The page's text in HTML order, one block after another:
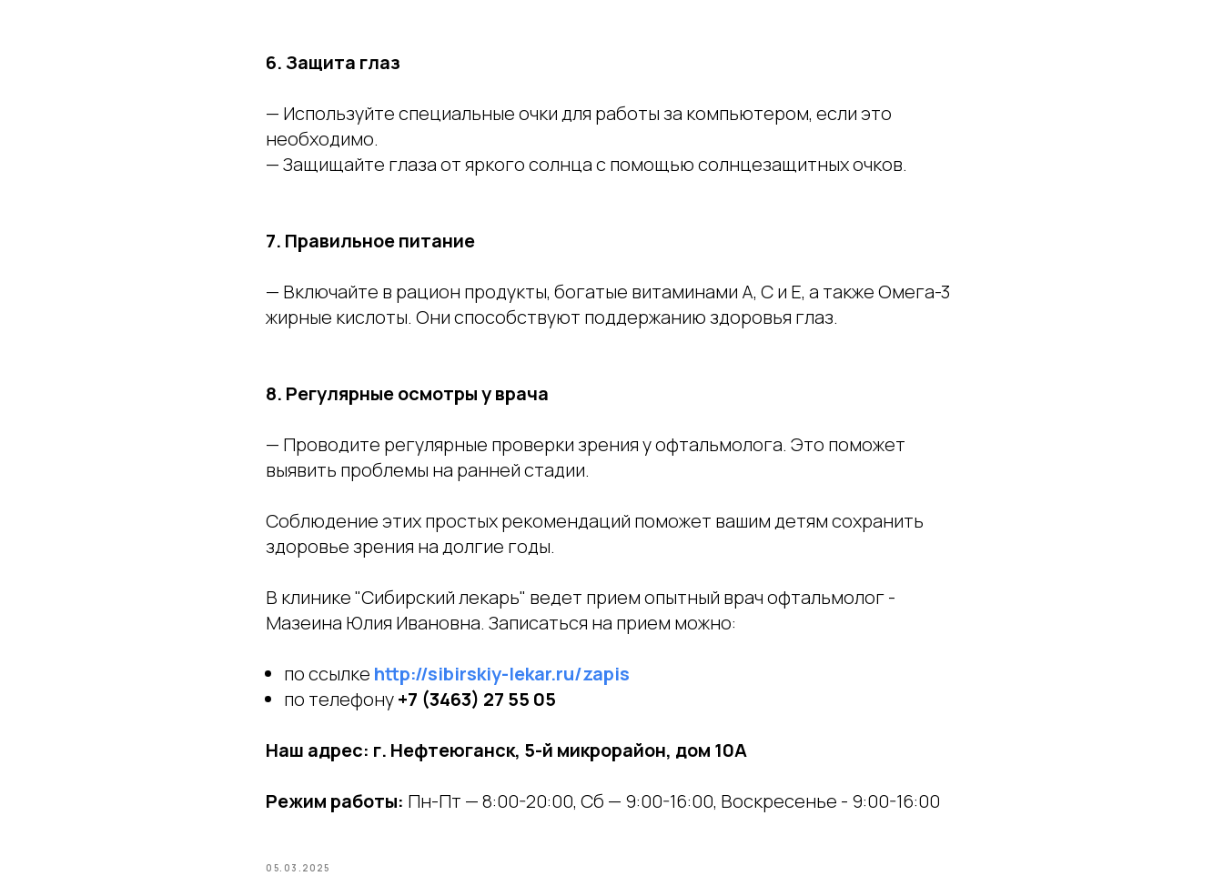
6. Защита глаз
— Используйте специальные очки для работы за компьютером, если это
необходимо.
— Защищайте глаза от яркого солнца с помощью солнцезащитных очков.
7. Правильное питание
— Включайте в рацион продукты, богатые витаминами A, C и E, а также Омега-3
жирные кислоты. Они способствуют поддержанию здоровья глаз.
8. Регулярные осмотры у врача
— Проводите регулярные проверки зрения у офтальмолога. Это поможет
выявить проблемы на ранней стадии.
Соблюдение этих простых рекомендаций поможет вашим детям сохранить
здоровье зрения на долгие годы.
В клинике "Сибирский лекарь" ведет прием опытный врач офтальмолог -
Мазеина Юлия Ивановна. Записаться на прием можно:
по ссылке http://sibirskiy-lekar.ru/zapis
по телефону+7 (3463) 27 55 05
Наш адрес: г. Нефтеюганск, 5-й микрорайон, дом 10А
Режим работы: Пн-Пт — 8:00-20:00, Сб — 9:00-16:00, Воскресенье - 9:00-16:00
05.03.2025